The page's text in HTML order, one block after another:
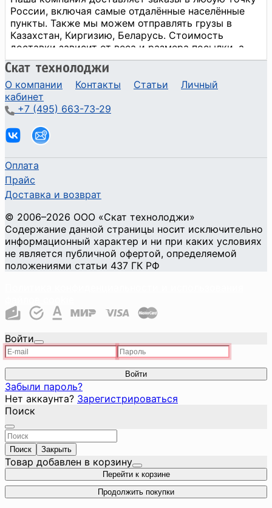
О компании Контакты Статьи
Личный
кабинет
+7 (495) 663-73-29
Оплата
Прайс
Доставка и возврат
© 2006–2026 ООО «Скат технолоджи»
Содержание данной страницы носит исключительно
информационный характер и ни при каких условиях
не является публичной офертой, определяемой
положениями статьи 437 ГК РФ
Войти
Войти
Забыли пароль?
Нет аккаунта? Зарегистрироваться
Поиск
Поиск Закрыть
Товар добавлен в корзину
Перейти к корзине
Продолжить покупки